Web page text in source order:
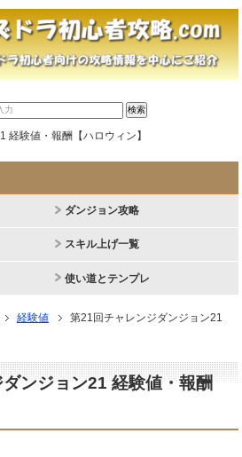
経験値・報酬【ハロウィン】
ダンジョン攻略
スキル上げ一覧
使い道とテンプレ
経験値
第21回チャレンジダンジョン21
ンジョン21 経験値・報酬